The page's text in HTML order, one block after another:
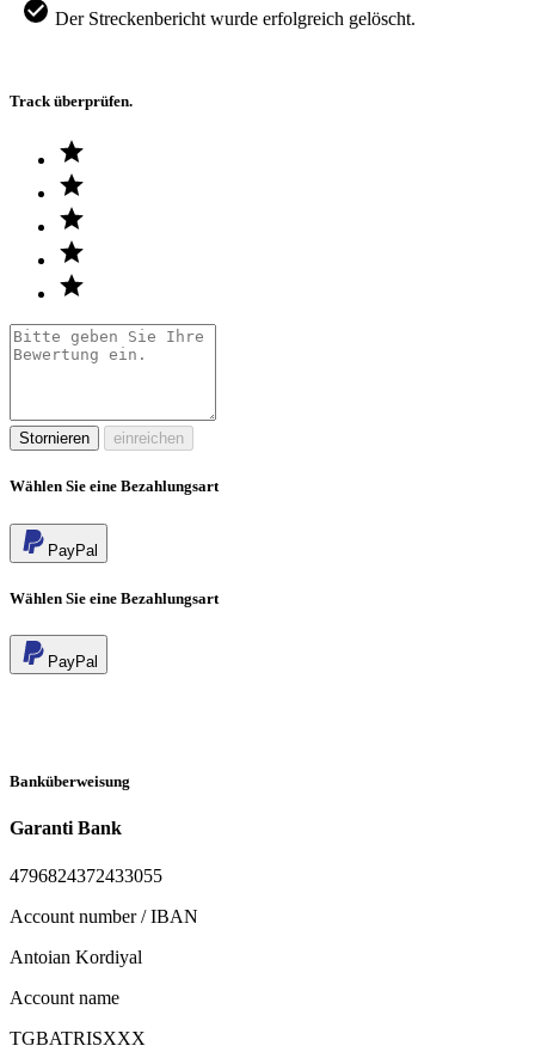
Der Streckenbericht wurde erfolgreich gelöscht.
Track überprüfen.
Stornieren einreichen
Wählen Sie eine Bezahlungsart
PayPal
Wählen Sie eine Bezahlungsart
PayPal
Banküberweisung
Garanti Bank
4796824372433055
Account number / IBAN
Antoian Kordiyal
Account name
TGBATRISXXX